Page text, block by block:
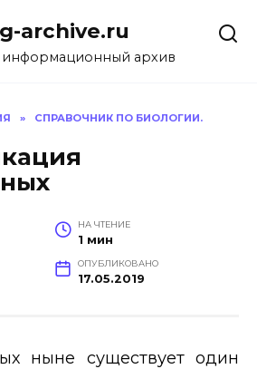
archive.ru
архив
» СПРАВОЧНИК ПО БИОЛОГИИ.
НА ЧТЕНИЕ
1 мин
ОПУБЛИКОВАНО
17.05.2019
ныне существует один